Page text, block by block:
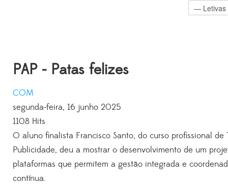
PAP - Patas felizes
COM
segunda-feira, 16 junho 2025
1108 Hits
O aluno finalista Francisco Santo, do curso profissional
Publicidade, deu a mostrar o desenvolvimento de um
plataformas que permitem a gestão integrada e
contínua.